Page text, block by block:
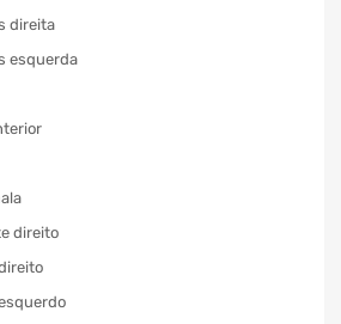
direita
esquerda
direito